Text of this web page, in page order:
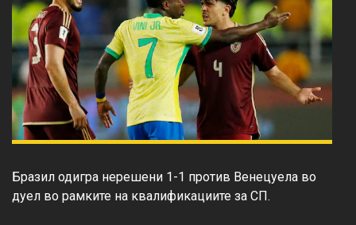
Бразил одигра нерешени 1-1 против Венецуела во
дуел во рамките на квалификациите за СП.